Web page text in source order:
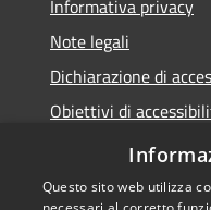
Informativa privacy
Note legali
Dichiarazione di
Obiettivi di
Storico Deliberazioni
Questo sito web utilizza